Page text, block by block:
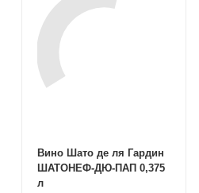
Вино Шато де ля Гардин
ШАТОНЕФ-ДЮ-ПАП 0,375
л